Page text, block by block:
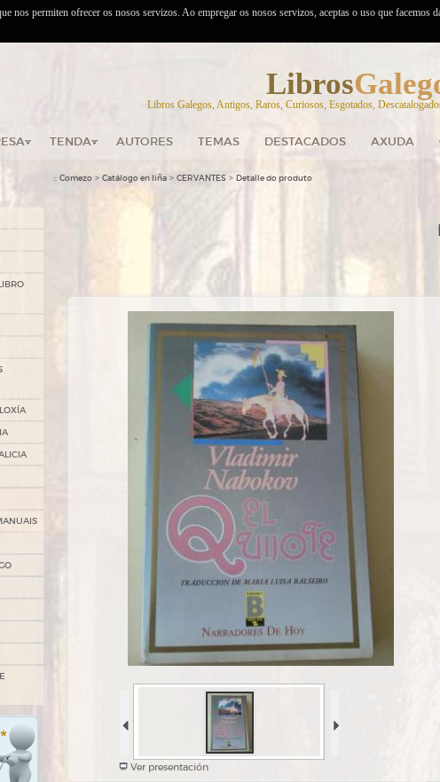
Libros
Libros Galegos, Antigos, Raros, Curiosos, Esgotados,
TENDA AUTORES TEMAS DESTACADOS AXUDA
:: Comezo > Catálogo en liña > CERVANTES > Detalle do produto
Ver presentación
nos permiten ofrecer os nosos servizos. Ao empregar os nosos servizos, aceptas o uso que facemos